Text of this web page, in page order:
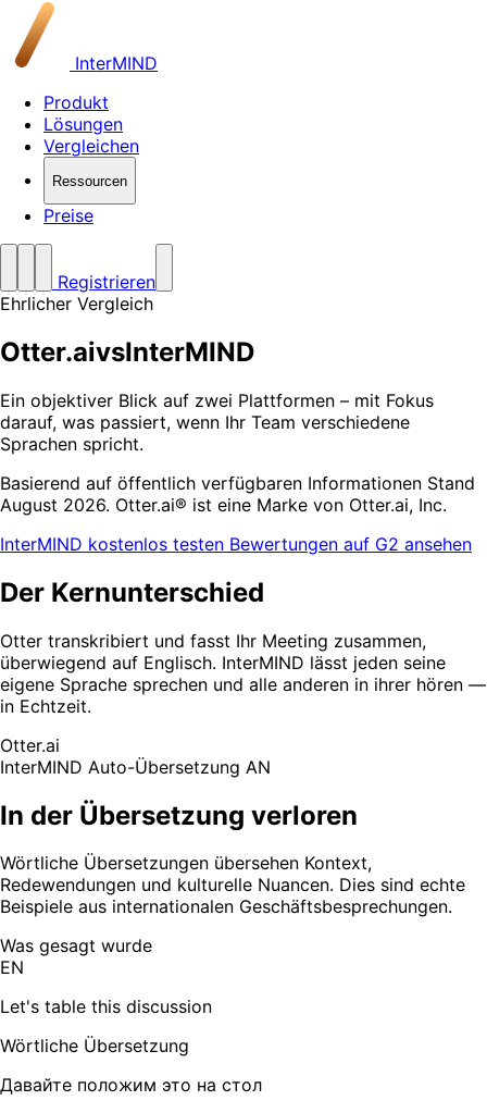
InterMIND
Produkt
Lösungen
Vergleichen
Ressourcen
Preise
Registrieren
Ehrlicher Vergleich
Otter.aivsInterMIND
Ein objektiver Blick auf zwei Plattformen – mit Fokus
darauf, was passiert, wenn Ihr Team verschiedene
Sprachen spricht.
Basierend auf öffentlich verfügbaren Informationen Stand
August 2026. Otter.ai® ist eine Marke von Otter.ai, Inc.
InterMIND kostenlos testen Bewertungen auf G2 ansehen
Der Kernunterschied
Otter transkribiert und fasst Ihr Meeting zusammen,
überwiegend auf Englisch. InterMIND lässt jeden seine
eigene Sprache sprechen und alle anderen in ihrer hören —
in Echtzeit.
Otter.ai
InterMIND Auto-Übersetzung AN
In der Übersetzung verloren
Wörtliche Übersetzungen übersehen Kontext,
Redewendungen und kulturelle Nuancen. Dies sind echte
Beispiele aus internationalen Geschäftsbesprechungen.
Was gesagt wurde
EN
Let's table this discussion
Wörtliche Übersetzung
Давайте положим это на стол